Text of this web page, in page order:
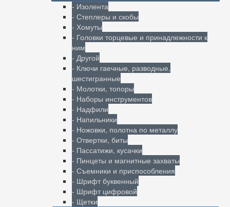
- Изолента
- Степлеры и скобы
- Хомуты
- Головки торцевые и принадлежности к
ним
- Другой
- Ключи гаечные, разводные,
шестигранные
- Молотки, топоры
- Наборы инструментов
- Надфили
- Напильники
- Ножовки, полотна по металлу
- Отвертки, биты
- Пассатижи, кусачки
- Пинцеты и магнитные захваты
- Съемники и приспособления
- Шрифт буквенный
- Шрифт цифровой
- Щетки